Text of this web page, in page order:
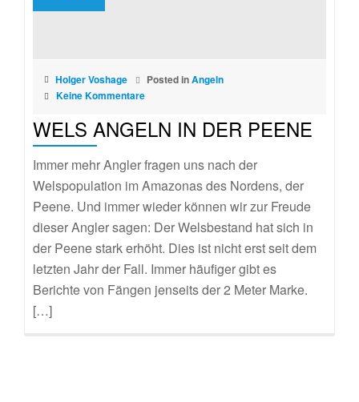
Holger Voshage Posted inAngeln
Keine Kommentare
WELS ANGELN IN DER PEENE
Immer mehr Angler fragen uns nach der
Welspopulation im Amazonas des Nordens, der
Peene. Und immer wieder können wir zur Freude
dieser Angler sagen: Der Welsbestand hat sich in
der Peene stark erhöht. Dies ist nicht erst seit dem
letzten Jahr der Fall. Immer häufiger gibt es
Berichte von Fängen jenseits der 2 Meter Marke.
[…]